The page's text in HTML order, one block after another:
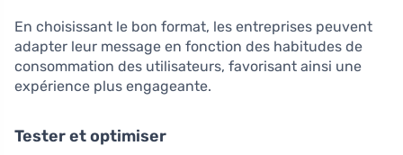
En choisissant le bon format, les entreprises peuvent
adapter leur message en fonction des habitudes de
consommation des utilisateurs, favorisant ainsi une
expérience plus engageante.
Tester et optimiser